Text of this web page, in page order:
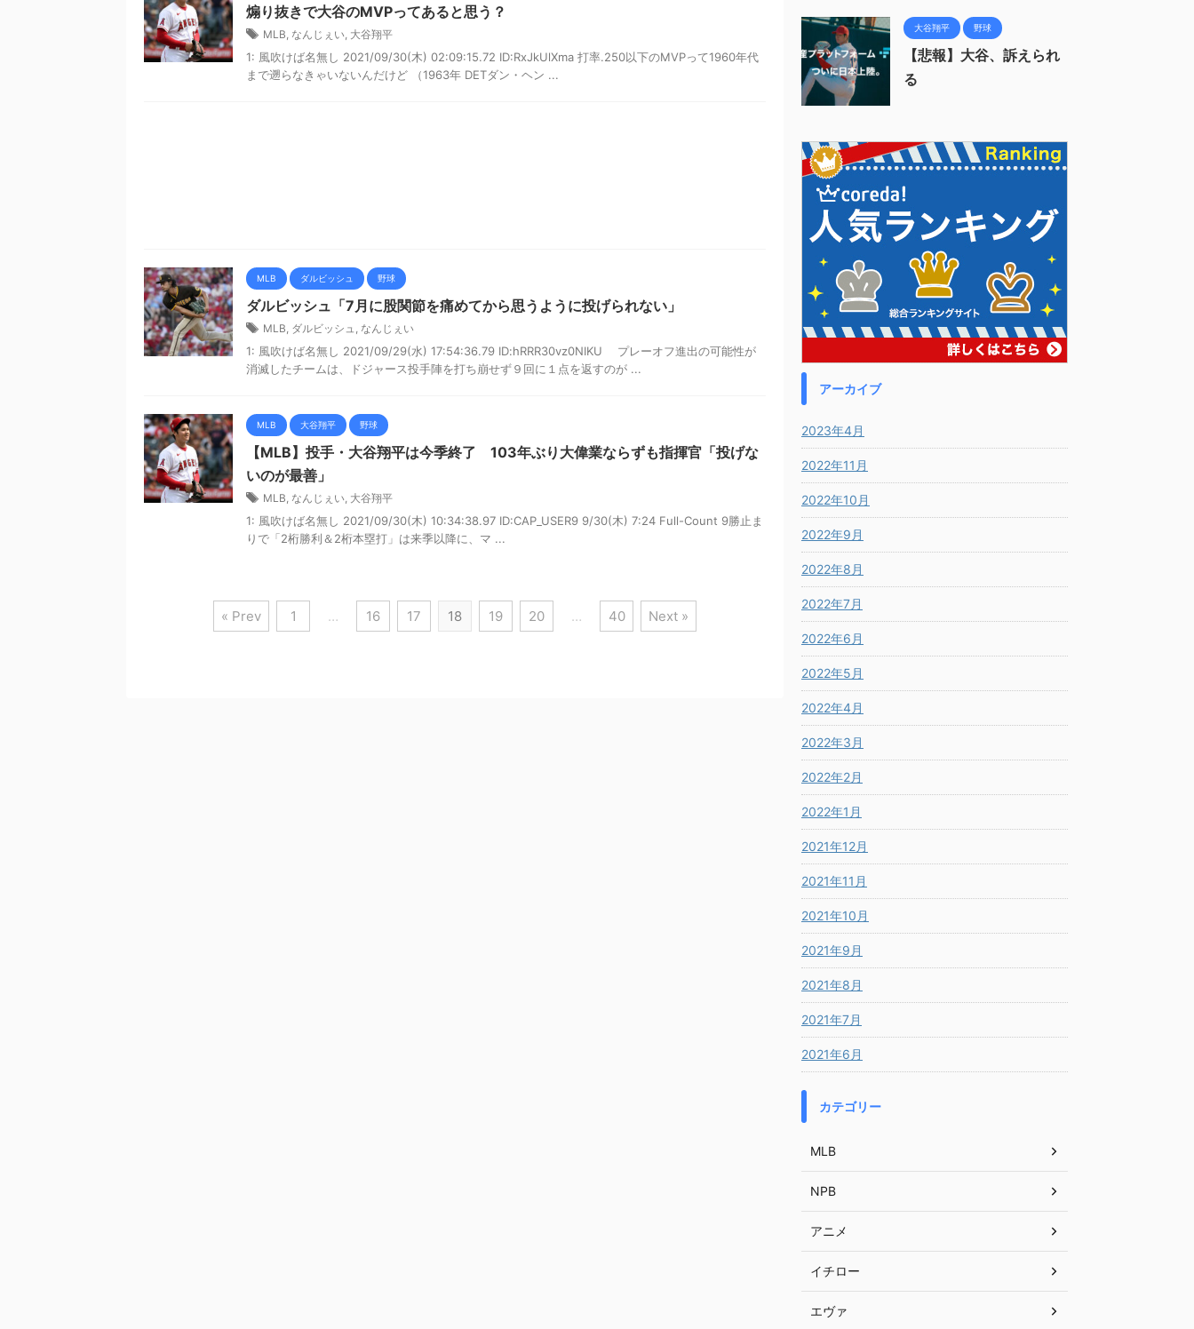
煽り抜きで大谷のMVPってあると思う？
MLB, なんじぇい, 大谷翔平
1: 風吹けば名無し 2021/09/30(木) 02:09:15.72 ID:RxJkUlXma 打率.250以下のMVPって1960年代
まで遡らなきゃいないんだけど （1963年 DETダン・ヘン ...
MLB ダルビッシュ 野球
ダルビッシュ「7月に股関節を痛めてから思うように投げられない」
MLB, ダルビッシュ , なんじぇい
1: 風吹けば名無し 2021/09/29(水) 17:54:36.79 ID:hRRR30vz0NIKU プレーオフ進出の可能性が
消滅したチームは、ドジャース投手陣を打ち崩せず９回に１点を返すのが ...
MLB 大谷翔平 野球
【MLB】投手・大谷翔平は今季終了 103年ぶり大偉業ならずも指揮官「投げな
いのが最善」
MLB, なんじぇい, 大谷翔平
1: 風吹けば名無し 2021/09/30(木) 10:34:38.97 ID:CAP_USER9 9/30(木) 7:24 Full-Count 9勝止ま
りで「2桁勝利＆2桁本塁打」は来季以降に、マ ...
« Prev 1 … 16 17 18 19 20 … 40 Next »
大谷翔平 野球
【悲報】大谷、訴えられ
る
アーカイブ
2023年4月
2022年11月
2022年10月
2022年9月
2022年8月
2022年7月
2022年6月
2022年5月
2022年4月
2022年3月
2022年2月
2022年1月
2021年12月
2021年11月
2021年10月
2021年9月
2021年8月
2021年7月
2021年6月
カテゴリー
MLB
NPB
アニメ
イチロー
エヴァ